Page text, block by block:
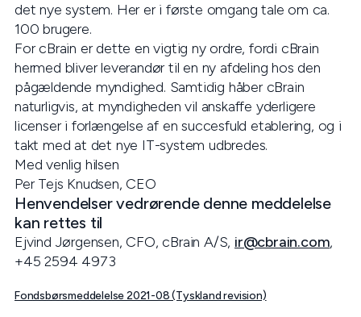
det nye system. Her er i første omgang tale om ca.
100 brugere.
For cBrain er dette en vigtig ny ordre, fordi cBrain
hermed bliver leverandør til en ny afdeling hos den
pågældende myndighed. Samtidig håber cBrain
naturligvis, at myndigheden vil anskaffe yderligere
licenser i forlængelse af en succesfuld etablering, og i
takt med at det nye IT-system udbredes.
Med venlig hilsen
Per Tejs Knudsen, CEO
Henvendelser vedrørende denne meddelelse
kan rettes til
Ejvind Jørgensen, CFO, cBrain A/S, ir@cbrain.com,
+45 2594 4973
Fondsbørsmeddelelse 2021-08 (Tyskland revision)